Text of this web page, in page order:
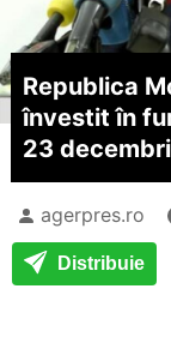
Republica
învestit în
23
agerpres.ro
Distribuie